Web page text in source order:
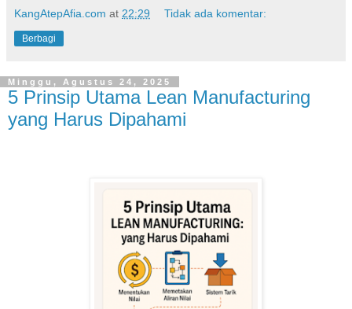
KangAtepAfia.com at 22:29 Tidak ada komentar:
Berbagi
Minggu, Agustus 24, 2025
5 Prinsip Utama Lean Manufacturing
yang Harus Dipahami